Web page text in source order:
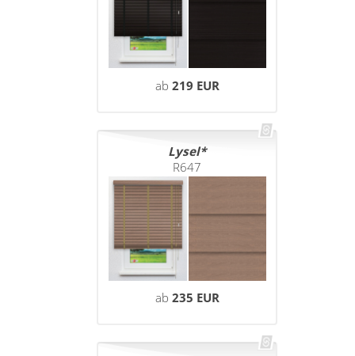
ab 219 EUR
Lysel
R647
ab 235 EUR